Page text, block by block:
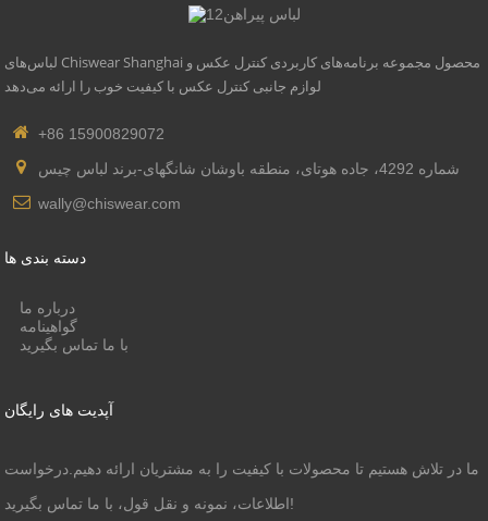
لباس‌های Chiswear Shanghai محصول مجموعه برنامه‌های کاربردی کنترل عکس و
لوازم جانبی کنترل عکس با کیفیت خوب را ارائه می‌دهد
+86 15900829072
شماره 4292، جاده هوتای، منطقه باوشان شانگهای-برند لباس چیس
wally@chiswear.com
دسته بندی ها
درباره ما
گواهینامه
با ما تماس بگیرید
آپدیت های رایگان
ما در تلاش هستیم تا محصولات با کیفیت را به مشتریان ارائه دهیم.درخواست
اطلاعات، نمونه و نقل قول، با ما تماس بگیرید!